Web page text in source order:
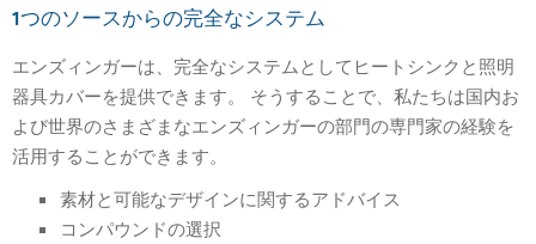
1つのソースからの完全なシステム
エンズィンガーは、完全なシステムとしてヒートシンクと照明
器具カバーを提供できます。 そうすることで、私たちは国内お
よび世界のさまざまなエンズィンガーの部門の専門家の経験を
活用することができます。
素材と可能なデザインに関するアドバイス
コンパウンドの選択